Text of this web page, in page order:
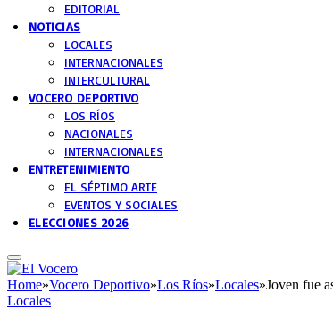
EDITORIAL
NOTICIAS
LOCALES
INTERNACIONALES
INTERCULTURAL
VOCERO DEPORTIVO
LOS RÍOS
NACIONALES
INTERNACIONALES
ENTRETENIMIENTO
EL SÉPTIMO ARTE
EVENTOS Y SOCIALES
ELECCIONES 2026
Home»Vocero Deportivo»Los Ríos»Locales»Joven fue
Locales